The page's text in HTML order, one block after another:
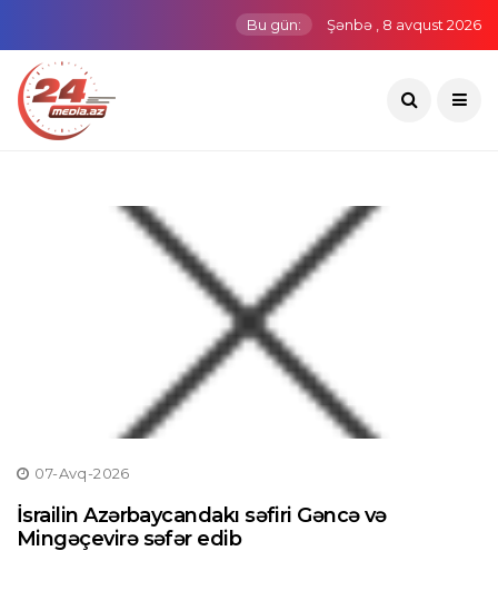
Bu gün: Şənbə , 8 avqust 2026
07-Avq-2026
İsrailin Azərbaycandakı səfiri Gəncə və
Mingəçevirə səfər edib